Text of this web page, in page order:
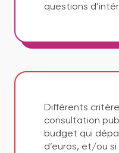
questions
Différents
consultation
budget qui
d’euros, et/ou